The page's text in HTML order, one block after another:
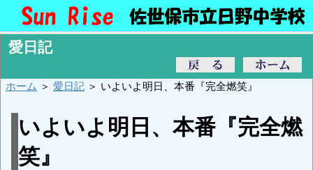
愛日記
ホーム ＞ 愛日記 ＞ いよいよ明日、本番『完全燃笑』
いよいよ明日、本番『完全燃
笑』